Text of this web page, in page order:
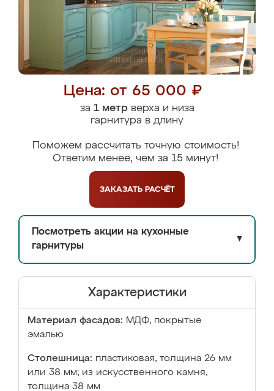
Цена: от 65 000 ₽
за 1 метрверха и низа
гарнитура в длину
Поможем рассчитать точную стоимость!
Ответим менее, чем за 15 минут!
ЗАКАЗАТЬ РАСЧЁТ
Посмотреть акции на кухонные
гарнитуры
▼
Характеристики
Материал фасадов: МДФ, покрытые
эмалью
Столешница: пластиковая, толщина 26 мм
или 38 мм; из искусственного камня,
толщина 38 мм